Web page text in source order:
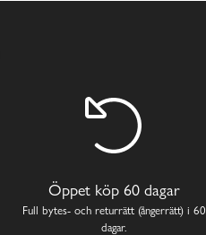
Öppet köp 60 dagar
Full bytes- och returrätt (ångerrätt) i 60
dagar.